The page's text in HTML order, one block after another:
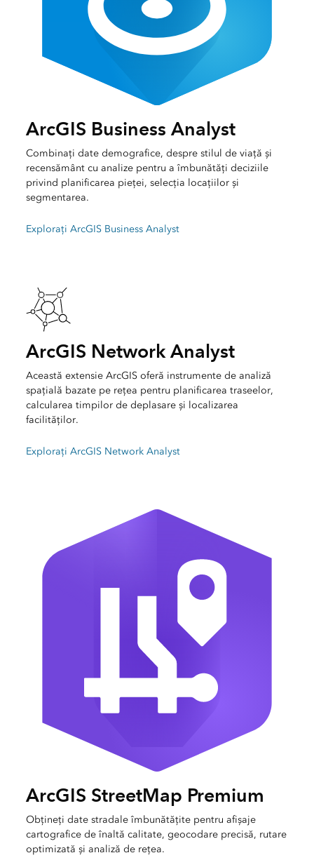
ArcGIS Business Analyst
Combinați date demografice, despre stilul de viață și
recensământ cu analize pentru a îmbunătăți deciziile
privind planificarea pieței, selecția locațiilor și
segmentarea.
Explorați ArcGIS Business Analyst
ArcGIS Network Analyst
Această extensie ArcGIS oferă instrumente de analiză
spațială bazate pe rețea pentru planificarea traseelor,
calcularea timpilor de deplasare și localizarea
facilităților.
Explorați ArcGIS Network Analyst
ArcGIS StreetMap Premium
Obțineți date stradale îmbunătățite pentru afișaje
cartografice de înaltă calitate, geocodare precisă, rutare
optimizată și analiză de rețea.